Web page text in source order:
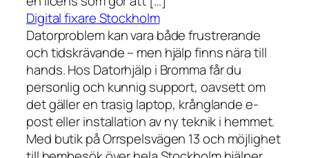
Digital fixare Stockholm
Datorproblem kan vara både frustrerande
och tidskrävande – men hjälp finns nära till
hands. Hos Datorhjälp i Bromma får du
personlig och kunnig support, oavsett om
det gäller en trasig laptop, krånglande e-
post eller installation av ny teknik i hemmet.
Med butik på Orrspelsvägen 13 och möjlighet